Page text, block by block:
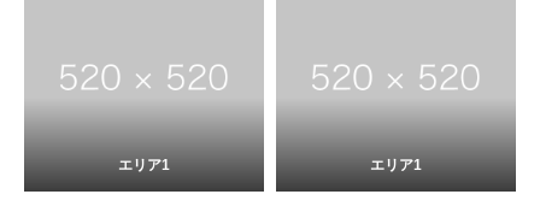
エリア1 エリア1